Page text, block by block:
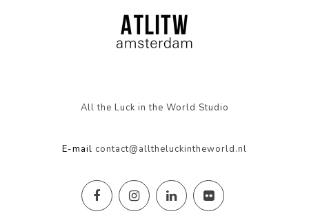
All the Luck in the World Studio
E-mail contact@alltheluckintheworld.nl